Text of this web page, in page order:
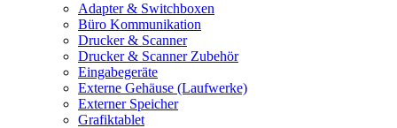
Adapter & Switchboxen
Büro Kommunikation
Drucker & Scanner
Drucker & Scanner Zubehör
Eingabegeräte
Externe Gehäuse (Laufwerke)
Externer Speicher
Grafiktablet